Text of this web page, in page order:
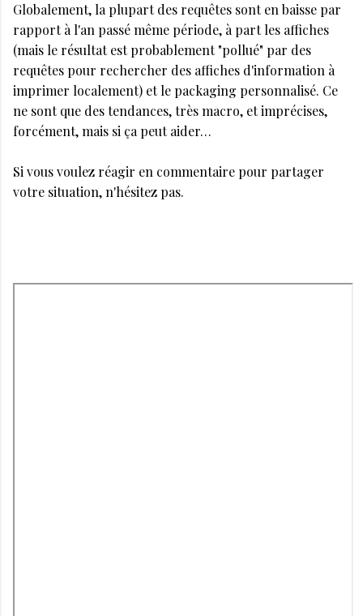
Globalement, la plupart des requêtes sont en baisse par
rapport à l'an passé même période, à part les affiches
(mais le résultat est probablement "pollué" par des
requêtes pour rechercher des affiches d'information à
imprimer localement) et le packaging personnalisé. Ce
ne sont que des tendances, très macro, et imprécises,
forcément, mais si ça peut aider…
Si vous voulez réagir en commentaire pour partager
votre situation, n'hésitez pas.